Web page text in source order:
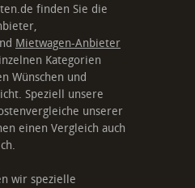
finden Sie die
Mietwagen-Anbieter
Kategorien
Wünschen und
Speziell unsere
unserer
einen Vergleich auch
wir spezielle